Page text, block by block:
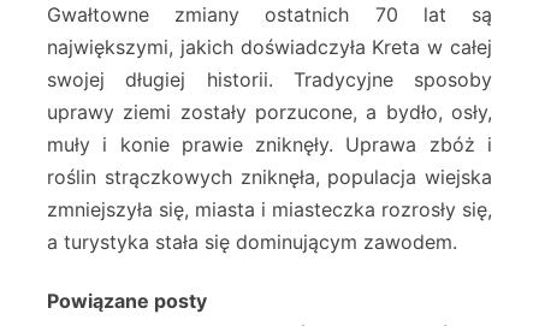
Gwałtowne zmiany ostatnich 70 lat są
największymi, jakich doświadczyła Kreta w całej
swojej długiej historii. Tradycyjne sposoby
uprawy ziemi zostały porzucone, a bydło, osły,
muły i konie prawie zniknęły. Uprawa zbóż i
roślin strączkowych zniknęła, populacja wiejska
zmniejszyła się, miasta i miasteczka rozrosły się,
a turystyka stała się dominującym zawodem.
Powiązane posty